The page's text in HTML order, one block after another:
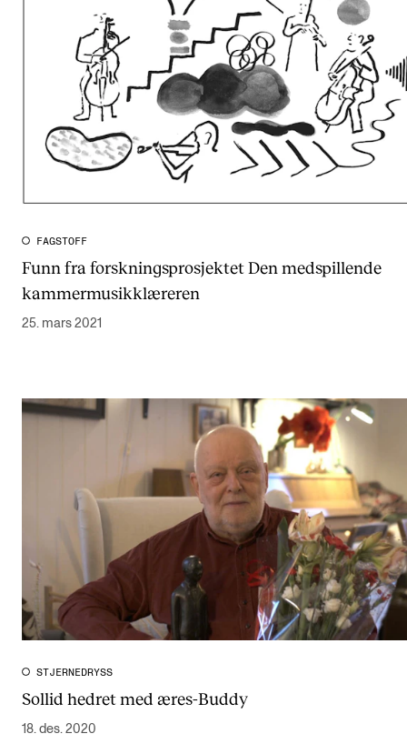
Finn ansatte
For ansatte og studenter
FAGSTOFF
Funn fra forskningsprosjektet Den medspillende
kammermusikklæreren
25. mars 2021
STJERNEDRYSS
Sollid hedret med æres-Buddy
18. des. 2020